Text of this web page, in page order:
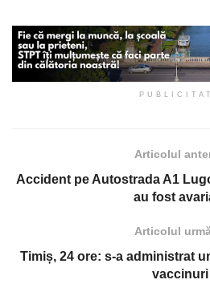
Articolul
Accident pe Autostrada A1
au fost
Articolul
Timiș, 24 ore: s-a administrat
vaccinuri